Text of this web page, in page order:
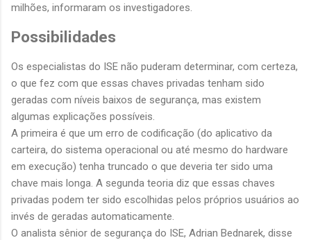
milhões, informaram os investigadores.
Possibilidades
Os especialistas do ISE não puderam determinar, com certeza,
o que fez com que essas chaves privadas tenham sido
geradas com níveis baixos de segurança, mas existem
algumas explicações possíveis.
A primeira é que um erro de codificação (do aplicativo da
carteira, do sistema operacional ou até mesmo do hardware
em execução) tenha truncado o que deveria ter sido uma
chave mais longa. A segunda teoria diz que essas chaves
privadas podem ter sido escolhidas pelos próprios usuários ao
invés de geradas automaticamente.
O analista sênior de segurança do ISE, Adrian Bednarek, disse